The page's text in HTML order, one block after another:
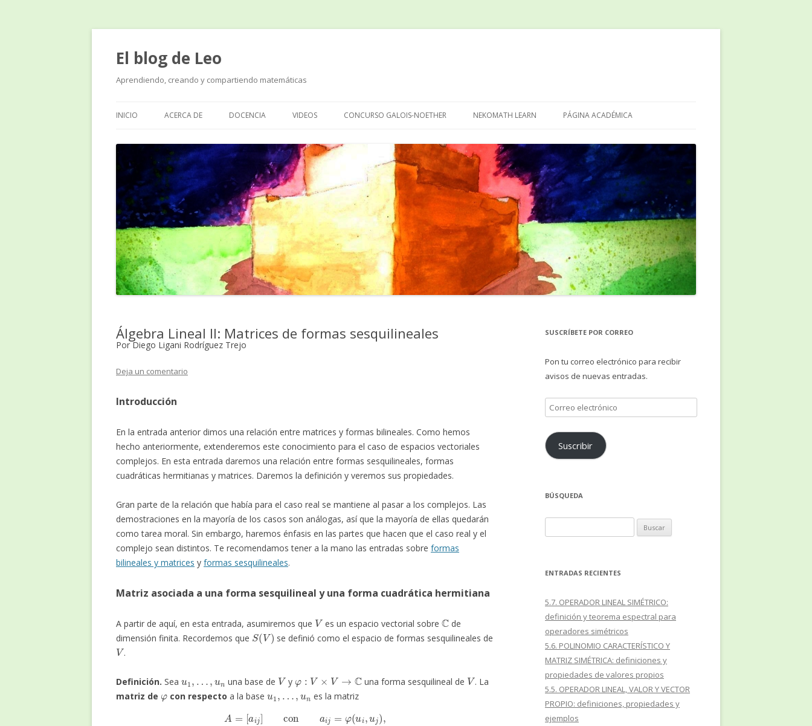
El blog de Leo
Aprendiendo, creando y compartiendo matemáticas
al
INICIO ACERCA DE DOCENCIA VIDEOS CONCURSO GALOIS-NOETHER NEKOMATH LEARN PÁGINA ACADÉMICA
Álgebra Lineal II: Matrices de formas sesquilineales
Por Diego Ligani Rodríguez Trejo
Deja un comentario
Introducción
En la entrada anterior dimos una relación entre matrices y formas bilineales. Como hemos
hecho anteriormente, extenderemos este conocimiento para el caso de espacios vectoriales
complejos. En esta entrada daremos una relación entre formas sesquilineales, formas
cuadráticas hermitianas y matrices. Daremos la definición y veremos sus propiedades.
Gran parte de la relación que había para el caso real se mantiene al pasar a los complejos. Las
demostraciones en la mayoría de los casos son análogas, así que la mayoría de ellas quedarán
como tarea moral. Sin embargo, haremos énfasis en las partes que hacen que el caso real y el
complejo sean distintos. Te recomendamos tener a la mano las entradas sobre formas
bilineales y matrices y formas sesquilineales.
Matriz asociada a una forma sesquilineal y una forma cuadrática hermitiana
A partir de aquí, en esta entrada, asumiremos que
V
es un espacio vectorial sobre
C
de
dimensión finita. Recordemos que
S(V)
se definió como el espacio de formas sesquilineales de
V
.
Definición. Sea una base de
V
y
V×V →C
una forma sesquilineal de
V
. La
matriz de
φ
con respecto a la base
u1, …, un
es la matriz
A= ]con φ(u uj),
SUSCRÍBETE POR CORREO
Pon tu correo electrónico para recibir
avisos de nuevas entradas.
Correo
electrónico
Suscribir
BÚSQUEDA
ENTRADAS RECIENTES
5.7. OPERADOR LINEAL SIMÉTRICO:
definición y teorema espectral para
operadores simétricos
5.6. POLINOMIO CARACTERÍSTICO Y
MATRIZ SIMÉTRICA: definiciones y
propiedades de valores propios
5.5. OPERADOR LINEAL, VALOR Y VECTOR
PROPIO: definiciones, propiedades y
ejemplos